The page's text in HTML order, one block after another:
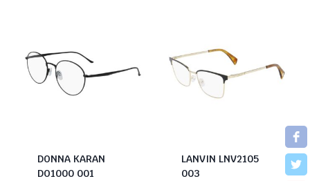
DONNA KARAN
DO1000 001
LANVIN LNV2105
003